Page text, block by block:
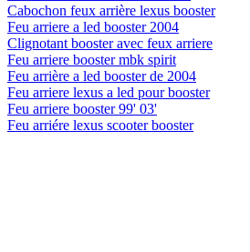
Cabochon feux arrière lexus booster
Feu arriere a led booster 2004
Clignotant booster avec feux arriere
Feu arriere booster mbk spirit
Feu arrière a led booster de 2004
Feu arriere lexus a led pour booster
Feu arriere booster 99' 03'
Feu arriére lexus scooter booster